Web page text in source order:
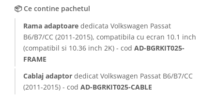
Conectică Volkswagen
Conectică Mercedes Benz
Conectică Ford
Conectică Opel
Conectică Skoda
📦 Ce contine pachetul
Rama adaptoare dedicata Volkswagen Passat
B6/B7/CC (2011-2015), compatibila cu ecran 10.1 inch
(compatibil si 10.36 inch 2K) - cod AD-BGRKIT025-
FRAME
Cablaj adaptor dedicat Volkswagen Passat B6/B7/CC
(2011-2015) - cod AD-BGRKIT025-CABLE